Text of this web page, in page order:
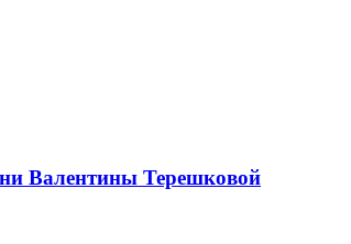
Валентины Терешковой